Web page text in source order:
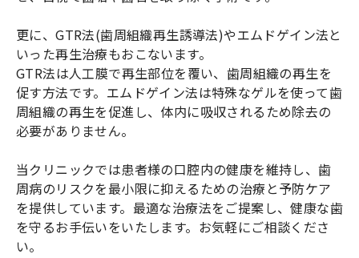
更に、GTR法(歯周組織再生誘導法)やエムドゲイン法と
いった再生治療もおこないます。
GTR法は人工膜で再生部位を覆い、歯周組織の再生を
促す方法です。エムドゲイン法は特殊なゲルを使って歯
周組織の再生を促進し、体内に吸収されるため除去の
必要がありません。
当クリニックでは患者様の口腔内の健康を維持し、歯
周病のリスクを最小限に抑えるための治療と予防ケア
を提供しています。最適な治療法をご提案し、健康な歯
を守るお手伝いをいたします。お気軽にご相談くださ
い。